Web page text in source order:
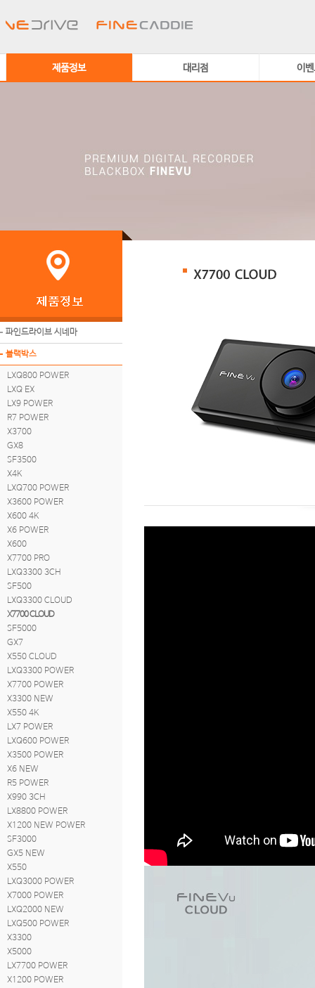
제품정보 대리점 이
파인드라이브 시네마
블랙박스
LXQ800 POWER
LXQ EX
LX9 POWER
R7 POWER
X3700
GX8
SF3500
X4K
LXQ700 POWER
X3600 POWER
X600 4K
X6 POWER
X600
X7700 PRO
LXQ3300 3CH
SF500
LXQ3300 CLOUD
X7700 CLOUD
SF5000
GX7
X550 CLOUD
LXQ3300 POWER
X7700 POWER
X3300 NEW
X550 4K
LX7 POWER
LXQ600 POWER
X3500 POWER
X6 NEW
R5 POWER
X990 3CH
LX8800 POWER
X1200 NEW POWER
SF3000
GX5 NEW
X550
LXQ3000 POWER
X7000 POWER
LXQ2000 NEW
LXQ500 POWER
X3300
X5000
LX7700 POWER
X1200 POWER